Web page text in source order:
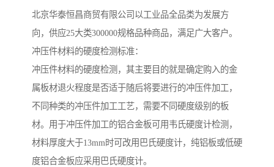
北京华泰恒昌商贸有限公司以工业品全品类为发展方
向，供应25大类300000规格品种商品，满足广大客户。
冲压件材料的硬度检测标准：
冲压件材料的硬度检测，其主要目的就是确定购入的金
属板材退火程度是否适于随后将要进行的冲压件加工，
不同种类的冲压件加工工艺，需要不同硬度级别的板
材。用于冲压件加工的铝合金板可用韦氏硬度计检测，
材料厚度大于13mm时可改用巴氏硬度计，纯铝板或低硬
度铝合金板应采用巴氏硬度计。